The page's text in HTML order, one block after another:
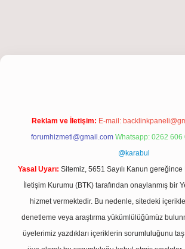
Reklam ve İletişim: E-mail:
forumhizmeti@gmail.com Whatsapp: 0262 606
@karabul
Yasal Uyarı: Sitemiz, 5651 Sayılı Kanun
İletişim Kurumu (BTK) tarafından onaylanmış bir
hizmet vermektedir. Bu nedenle, sitedeki
denetleme veya araştırma yükümlülüğümüz
üyelerimiz yazdıkları içeriklerin sorumluluğunu